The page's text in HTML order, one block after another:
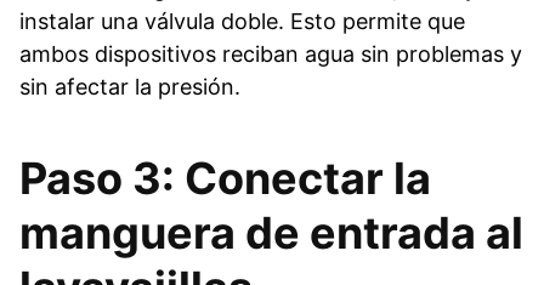
instalar una válvula doble. Esto permite que
ambos dispositivos reciban agua sin problemas y
sin afectar la presión.
Paso 3: Conectar la
manguera de entrada al